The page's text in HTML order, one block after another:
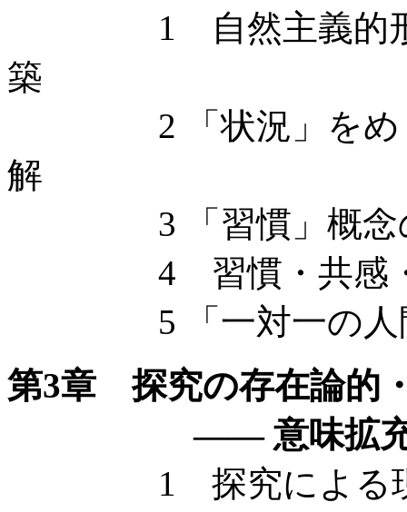
1 自然主義的形而
築
2 「状況」をめぐ
解
3 「習慣」概念の
4 習慣・共感・コ
5 「一対一の人
第3章 探究の存在論的
—— 意味拡充のオ
1 探究による現実